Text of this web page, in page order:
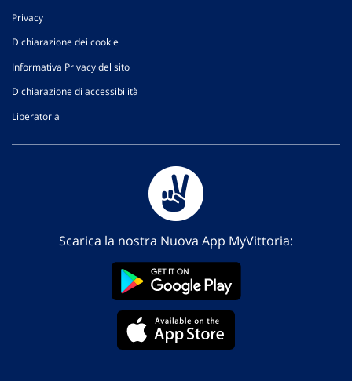
Privacy
Dichiarazione dei cookie
Informativa Privacy del sito
Dichiarazione di accessibilità
Liberatoria
Scarica la nostra Nuova App MyVittoria: